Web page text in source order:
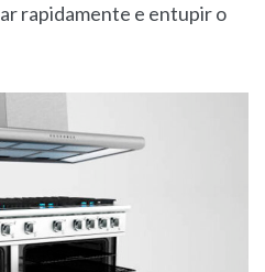
rapidamente e entupir o